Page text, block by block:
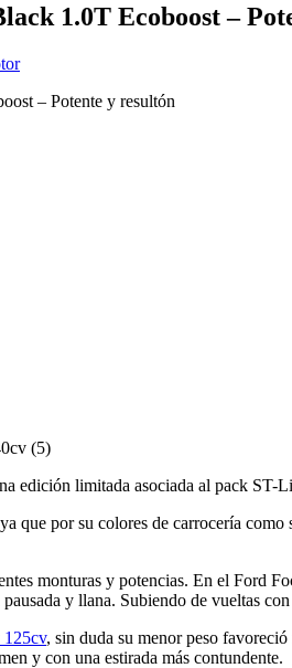
1.0T Ecoboost –
edición limitada asociada al pack
que por su colores de carrocería
monturas y potencias. En el Ford
y llana. Subiendo de vueltas
125cv, sin duda su menor peso
y con una estirada más contundente.